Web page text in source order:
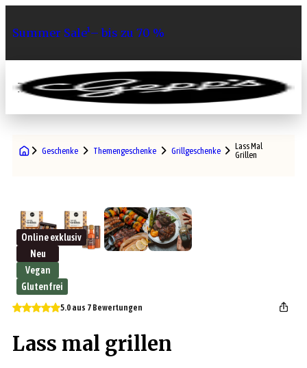
Summer Sale¹– bis zu 70 %
0
Geschenke Themengeschenke Grillgeschenke
Lass Mal
Grillen
Online exklusiv
Neu
Vegan
Glutenfrei
5.0 aus 7 Bewertungen
Lass mal grillen